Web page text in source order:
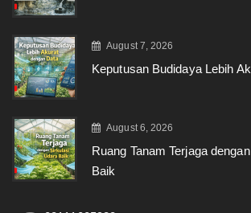
August 7, 2026
Keputusan Budidaya Lebih
August 6, 2026
Ruang Tanam Terjaga
Baik